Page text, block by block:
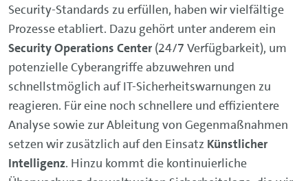
Security-Standards zu erfüllen, haben wir vielfältige
Prozesse etabliert. Dazu gehört unter anderem ein
Security Operations Center (24/7 Verfügbarkeit), um
potenzielle Cyberangriffe abzuwehren und
schnellstmöglich auf IT-Sicherheitswarnungen zu
reagieren. Für eine noch schnellere und effizientere
Analyse sowie zur Ableitung von Gegenmaßnahmen
setzen wir zusätzlich auf den Einsatz Künstlicher
Intelligenz. Hinzu kommt die kontinuierliche